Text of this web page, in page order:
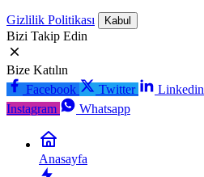
Gizlilik Politikası Kabul
Bizi Takip Edin
Bize Katılın
Facebook
Twitter Linkedin
Instagram
Whatsapp
Anasayfa